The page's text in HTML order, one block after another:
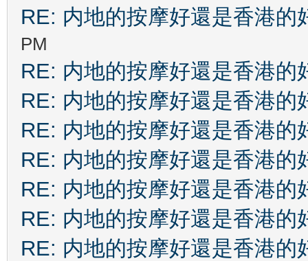
RE: 内地的按摩好還是香港的
PM
RE: 内地的按摩好還是香港的
RE: 内地的按摩好還是香港的
RE: 内地的按摩好還是香港的
RE: 内地的按摩好還是香港的
RE: 内地的按摩好還是香港的
RE: 内地的按摩好還是香港的
RE: 内地的按摩好還是香港的